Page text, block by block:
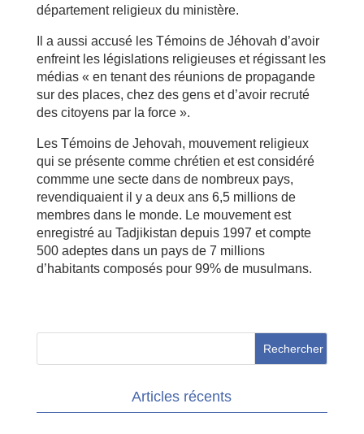
département religieux du ministère.
Il a aussi accusé les Témoins de Jéhovah d’avoir
enfreint les législations religieuses et régissant les
médias « en tenant des réunions de propagande
sur des places, chez des gens et d’avoir recruté
des citoyens par la force ».
Les Témoins de Jehovah, mouvement religieux
qui se présente comme chrétien et est considéré
commme une secte dans de nombreux pays,
revendiquaient il y a deux ans 6,5 millions de
membres dans le monde. Le mouvement est
enregistré au Tadjikistan depuis 1997 et compte
500 adeptes dans un pays de 7 millions
d’habitants composés pour 99% de musulmans.
Articles récents